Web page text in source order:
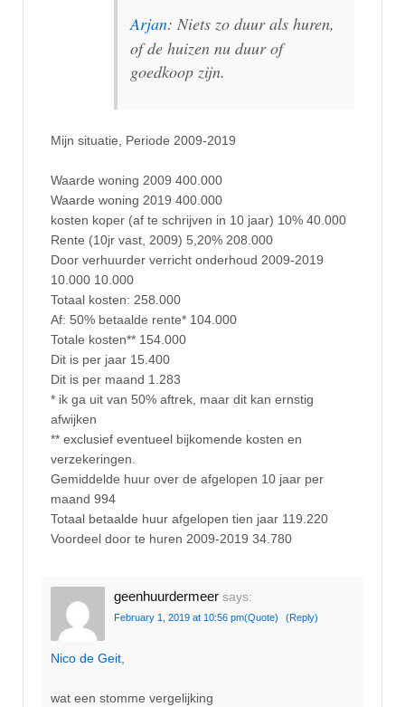
Arjan: Niets zo duur als huren,
of de huizen nu duur of
goedkoop zijn.
Mijn situatie, Periode 2009-2019
Waarde woning 2009 400.000
Waarde woning 2019 400.000
kosten koper (af te schrijven in 10 jaar) 10% 40.000
Rente (10jr vast, 2009) 5,20% 208.000
Door verhuurder verricht onderhoud 2009-2019
10.000 10.000
Totaal kosten: 258.000
Af: 50% betaalde rente* 104.000
Totale kosten** 154.000
Dit is per jaar 15.400
Dit is per maand 1.283
* ik ga uit van 50% aftrek, maar dit kan ernstig
afwijken
** exclusief eventueel bijkomende kosten en
verzekeringen.
Gemiddelde huur over de afgelopen 10 jaar per
maand 994
Totaal betaalde huur afgelopen tien jaar 119.220
Voordeel door te huren 2009-2019 34.780
geenhuurdermeer says:
February 1, 2019 at 10:56 pm(Quote) (Reply)
Nico de Geit
wat een stomme vergelijking